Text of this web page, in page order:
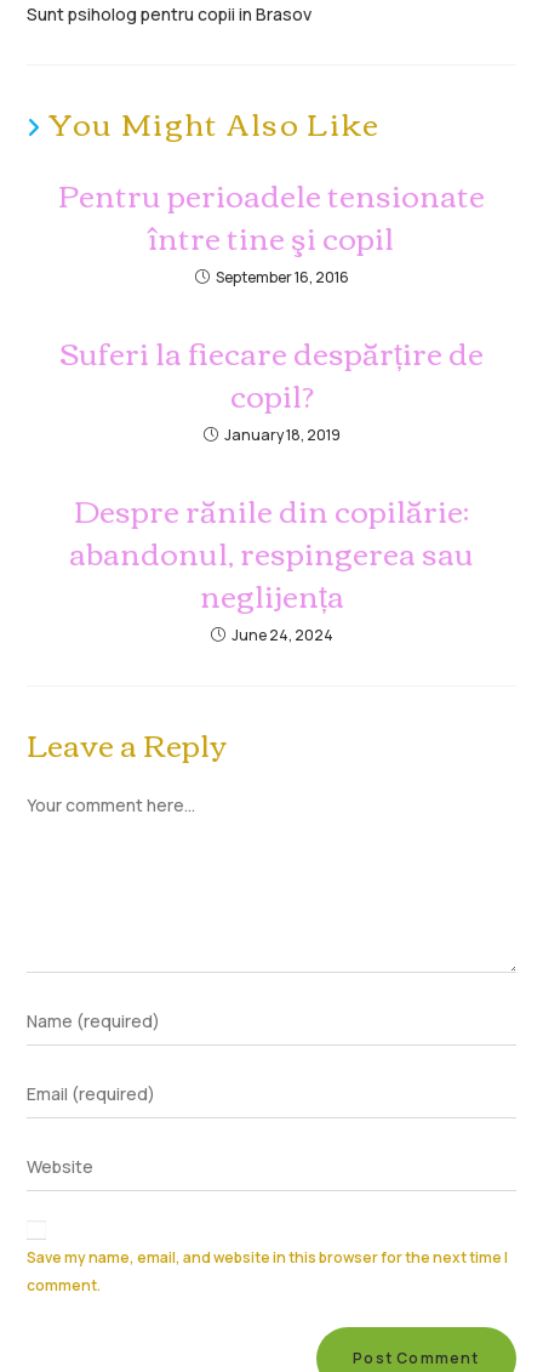
Sunt psiholog pentru copii in Brasov
You Might Also Like
Pentru perioadele tensionate
între tine şi copil
September 16, 2016
Suferi la fiecare despărțire de
copil?
January 18, 2019
Despre rănile din copilărie:
abandonul, respingerea sau
neglijența
June 24, 2024
Leave a Reply
Save my name, email, and website in this browser for the next time I
comment.